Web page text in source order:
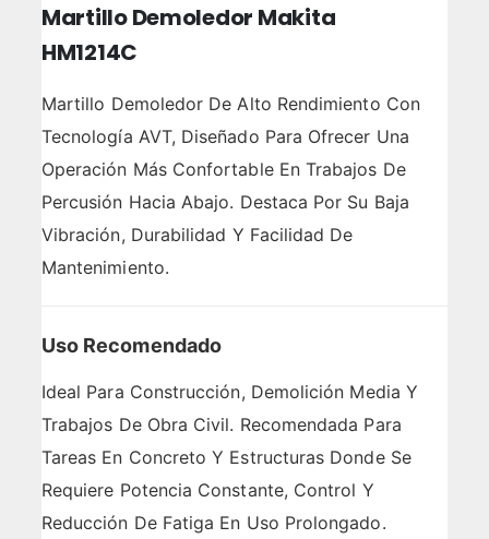
Martillo Demoledor Makita
HM1214C
Martillo Demoledor De Alto Rendimiento Con
Tecnología AVT, Diseñado Para Ofrecer Una
Operación Más Confortable En Trabajos De
Percusión Hacia Abajo. Destaca Por Su Baja
Vibración, Durabilidad Y Facilidad De
Mantenimiento.
Uso Recomendado
Ideal Para Construcción, Demolición Media Y
Trabajos De Obra Civil. Recomendada Para
Tareas En Concreto Y Estructuras Donde Se
Requiere Potencia Constante, Control Y
Reducción De Fatiga En Uso Prolongado.